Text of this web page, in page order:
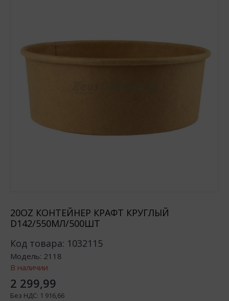
20OZ КОНТЕЙНЕР КРАФТ КРУГЛЫЙ
D142/550МЛ/500ШТ
Код товара: 1032115
Модель: 2118
В наличии
2 299,99
Без НДС: 1 916,66